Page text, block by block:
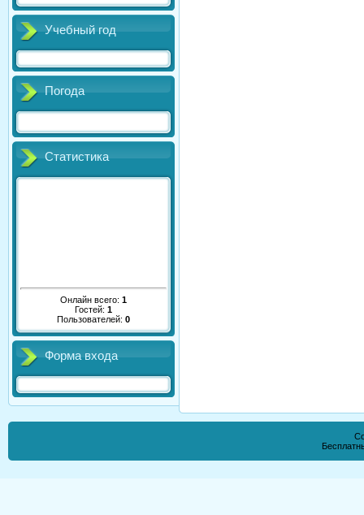
Учебный год
Погода
Статистика
Онлайн всего: 1
Гостей: 1
Пользователей: 0
Форма входа